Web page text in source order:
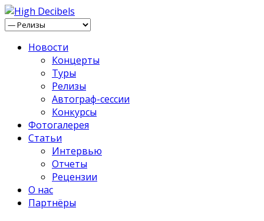
Новости
Концерты
Туры
Релизы
Автограф-сессии
Конкурсы
Фотогалерея
Статьи
Интервью
Отчеты
Рецензии
О нас
Партнёры